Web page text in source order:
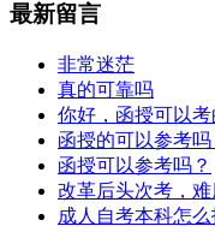
最新留言
非常迷茫
真的可靠吗
你好，函授可以考
函授的可以参考吗
函授可以参考吗？
改革后头次考，
成人自考本科怎么